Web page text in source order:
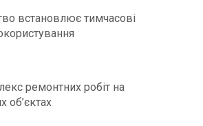
встановлює тимчасові
ремонтних робіт на
об’єктах